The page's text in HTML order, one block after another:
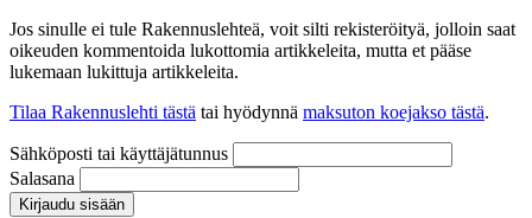
Jos sinulle ei tule Rakennuslehteä, voit silti rekisteröityä, jolloin saat
oikeuden kommentoida lukottomia artikkeleita, mutta et pääse
lukemaan lukittuja artikkeleita.
Tilaa Rakennuslehti tästä tai hyödynnä maksuton koejakso tästä.
Sähköposti tai käyttäjätunnus
Salasana
Kirjaudu sisään